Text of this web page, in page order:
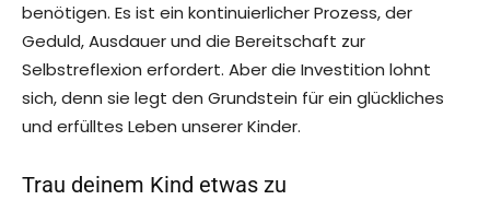
benötigen. Es ist ein kontinuierlicher Prozess, der
Geduld, Ausdauer und die Bereitschaft zur
Selbstreflexion erfordert. Aber die Investition lohnt
sich, denn sie legt den Grundstein für ein glückliches
und erfülltes Leben unserer Kinder.
Trau deinem Kind etwas zu